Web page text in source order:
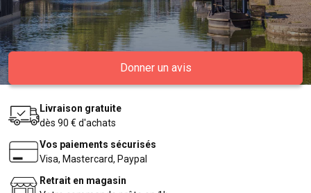
Donner un avis
Livraison gratuite
dès 90 € d'achats
Vos paiements sécurisés
Visa, Mastercard, Paypal
Retrait en magasin